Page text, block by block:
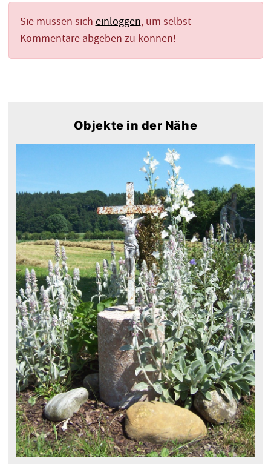
Sie müssen sich einloggen, um selbst
Kommentare abgeben zu können!
Objekte in der Nähe